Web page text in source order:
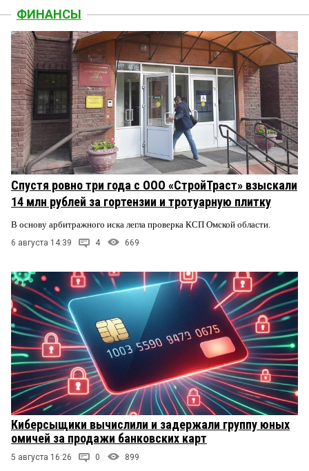
ФИНАНСЫ
Спустя ровно три года с ООО «СтройТраст» взыскали
14 млн рублей за гортензии и тротуарную плитку
В основу арбитражного иска легла проверка КСП Омской области.
6 августа 14:39 4 669
Киберсыщики вычислили и задержали группу юных
омичей за продажи банковских карт
5 августа 16:26 0 899